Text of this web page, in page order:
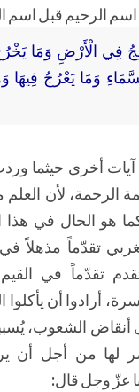
اسم الرحيم قبل اسم
فِي الْأَرْضِ وَمَا
وَمَا يَعْرُجُ فِيهَا
آيات أخرى حيثما
الرحمة، لأن
هو الحال في هذا
تقدّماً مذهلاً
تقدّماً في
أرادوا أن يأكلوا
أنقاض الشعوب،
لها من أجل أن
عزّ وجل قال: